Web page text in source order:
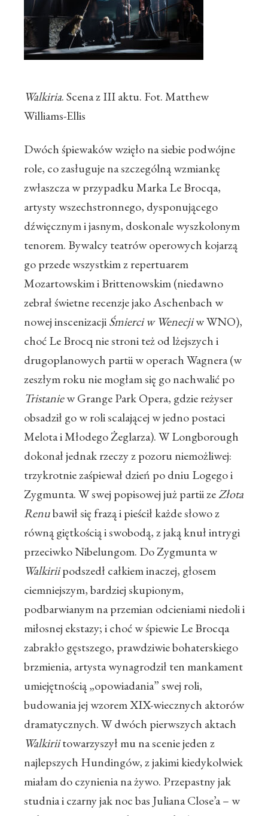
Walkiria. Scena z III aktu. Fot. Matthew
Williams-Ellis
Dwóch śpiewaków wzięło na siebie podwójne
role, co zasługuje na szczególną wzmiankę
zwłaszcza w przypadku Marka Le Brocqa,
artysty wszechstronnego, dysponującego
dźwięcznym i jasnym, doskonale wyszkolonym
tenorem. Bywalcy teatrów operowych kojarzą
go przede wszystkim z repertuarem
Mozartowskim i Brittenowskim (niedawno
zebrał świetne recenzje jako Aschenbach w
nowej inscenizacjiŚmierci w Wenecjiw WNO),
choć Le Brocq nie stroni też od lżejszych i
drugoplanowych partii w operach Wagnera (w
zeszłym roku nie mogłam się go nachwalić po
Tristaniew Grange Park Opera, gdzie reżyser
obsadził go w roli scalającej w jedno postaci
Melota i Młodego Żeglarza). W Longborough
dokonał jednak rzeczy z pozoru niemożliwej:
trzykrotnie zaśpiewał dzień po dniu Logego i
Zygmunta. W swej popisowej już partii zeZłota
Renubawił się frazą i pieścił każde słowo z
równą giętkością i swobodą, z jaką knuł intrygi
przeciwko Nibelungom. Do Zygmunta w
Walkiriipodszedł całkiem inaczej, głosem
ciemniejszym, bardziej skupionym,
podbarwianym na przemian odcieniami niedoli i
miłosnej ekstazy; i choć w śpiewie Le Brocqa
zabrakło gęstszego, prawdziwie bohaterskiego
brzmienia, artysta wynagrodził ten mankament
umiejętnością „opowiadania” swej roli,
budowania jej wzorem XIX-wiecznych aktorów
dramatycznych. W dwóch pierwszych aktach
Walkiriitowarzyszył mu na scenie jeden z
najlepszych Hundingów, z jakimi kiedykolwiek
miałam do czynienia na żywo. Przepastny jak
studnia i czarny jak noc bas Juliana Close’a – w